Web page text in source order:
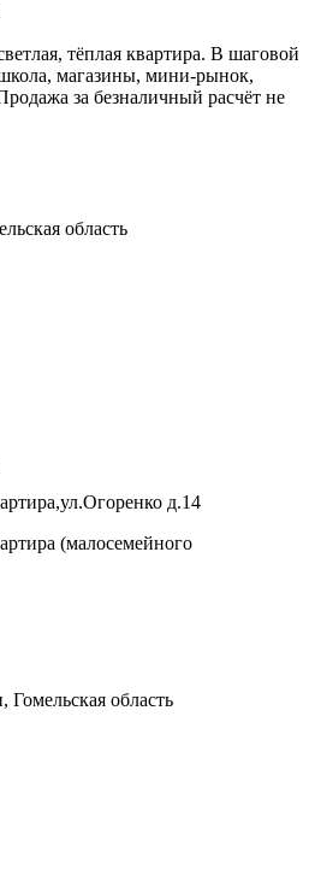
тёплая квартира. В шаговой
магазины, мини-рынок,
за безналичный расчёт не
область
д.14
(малосемейного
Гомельская область